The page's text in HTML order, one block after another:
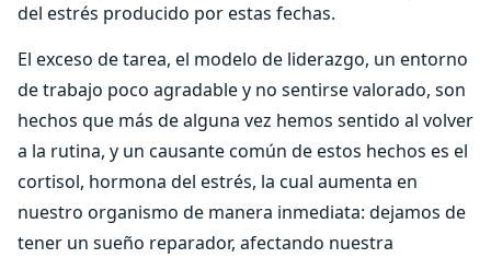
del estrés producido por estas fechas.
El exceso de tarea, el modelo de liderazgo, un entorno
de trabajo poco agradable y no sentirse valorado, son
hechos que más de alguna vez hemos sentido al volver
a la rutina, y un causante común de estos hechos es el
cortisol, hormona del estrés, la cual aumenta en
nuestro organismo de manera inmediata: dejamos de
tener un sueño reparador, afectando nuestra